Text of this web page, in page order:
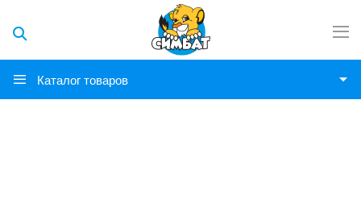
Каталог товаров